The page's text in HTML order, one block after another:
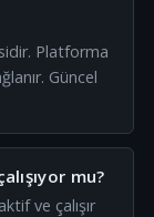
Platforma
Güncel
mu?
ve çalışır